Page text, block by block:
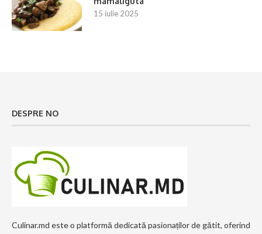
15 iulie 2025
DESPRE NO
Culinar.md este o platformă dedicată pasionaților de gătit, oferind